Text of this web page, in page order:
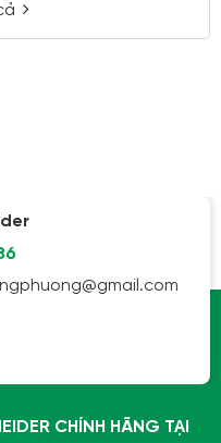
CHÍNH HÃNG TẠI